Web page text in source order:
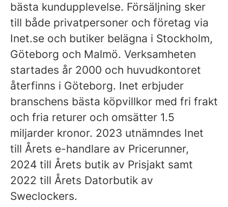
bästa kundupplevelse. Försäljning sker
till både privatpersoner och företag via
Inet.se och butiker belägna i Stockholm,
Göteborg och Malmö. Verksamheten
startades år 2000 och huvudkontoret
återfinns i Göteborg. Inet erbjuder
branschens bästa köpvillkor med fri frakt
och fria returer och omsätter 1.5
miljarder kronor. 2023 utnämndes Inet
till Årets e-handlare av Pricerunner,
2024 till Årets butik av Prisjakt samt
2022 till Årets Datorbutik av
Sweclockers.